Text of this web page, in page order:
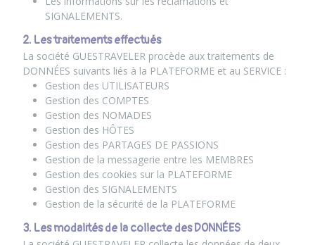
SIGNALEMENTS.
2. Les traitements effectués
La société GUESTRAVELER procède aux traitements de
DONNÉES suivants liés à la PLATEFORME et au SERVICE :
Gestion des UTILISATEURS
Gestion des COMPTES
Gestion des NOMADES
Gestion des HÔTES
Gestion des PARTAGES DE PASSIONS
Gestion de la messagerie entre les MEMBRES
Gestion des cookies sur la PLATEFORME
Gestion des SIGNALEMENTS
Gestion de la sécurité de la PLATEFORME
3. Les modalités de la collecte des DONNÉES